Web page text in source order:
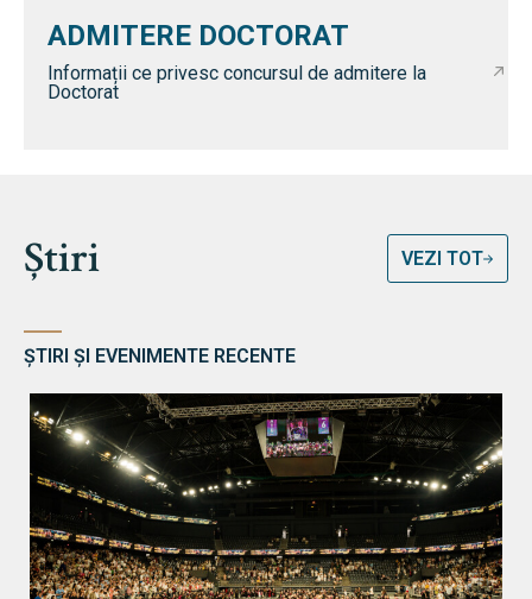
ADMITERE DOCTORAT
Informații ce privesc concursul de admitere la
Doctorat
Știri VEZI TOT
ȘTIRI ȘI EVENIMENTE RECENTE